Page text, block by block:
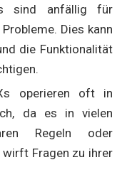
sind anfällig für
Dies kann
die Funktionalität
operieren oft in
da es in vielen
Regeln oder
Fragen zu ihrer